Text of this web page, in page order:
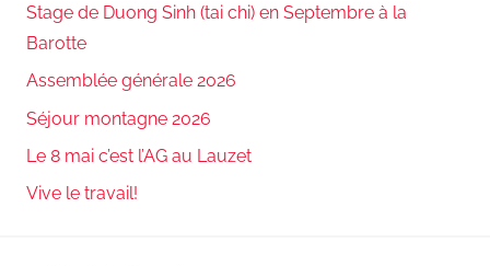
Stage de Duong Sinh (tai chi) en Septembre à la
Barotte
Assemblée générale 2026
Séjour montagne 2026
Le 8 mai c’est l’AG au Lauzet
Vive le travail!